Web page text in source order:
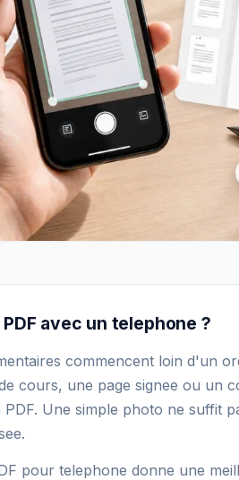
avec un telephone ?
commencent loin d'un
cours, une page signee ou un
Une simple photo ne suffit
pour telephone donne une